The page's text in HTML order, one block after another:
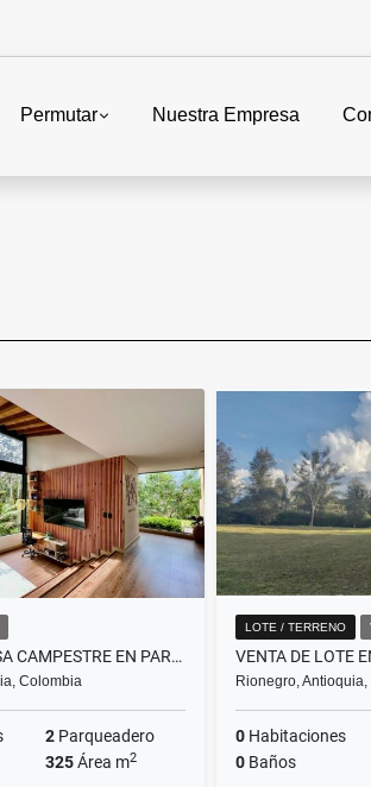
Permutar Nuestra Empresa
VENTA DE CASA CAMPESTRE EN PARCELACION EN LA CEJA, EL CAPIRO
Colombia
2 Parqueadero
325Área m2
LOTE / TERRENO
Rionegro,
0 Habitaciones
0 Baños